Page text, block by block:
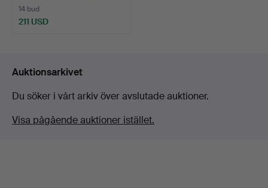
14 bud
211 USD
Auktionsarkivet
Du söker i vårt arkiv över avslutade auktioner.
Visa pågående auktioner istället.